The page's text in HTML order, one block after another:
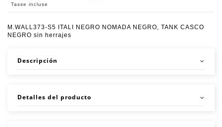
Tasse incluse
M.WALL373-S5 ITALI NEGRO NOMADA NEGRO, TANK CASCO
NEGRO sin herrajes
Descripción
Detalles del producto